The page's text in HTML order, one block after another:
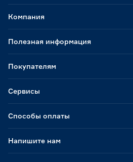
Способы оплаты
Компания
Полезная информация
Покупателям
Сервисы
Напишите нам